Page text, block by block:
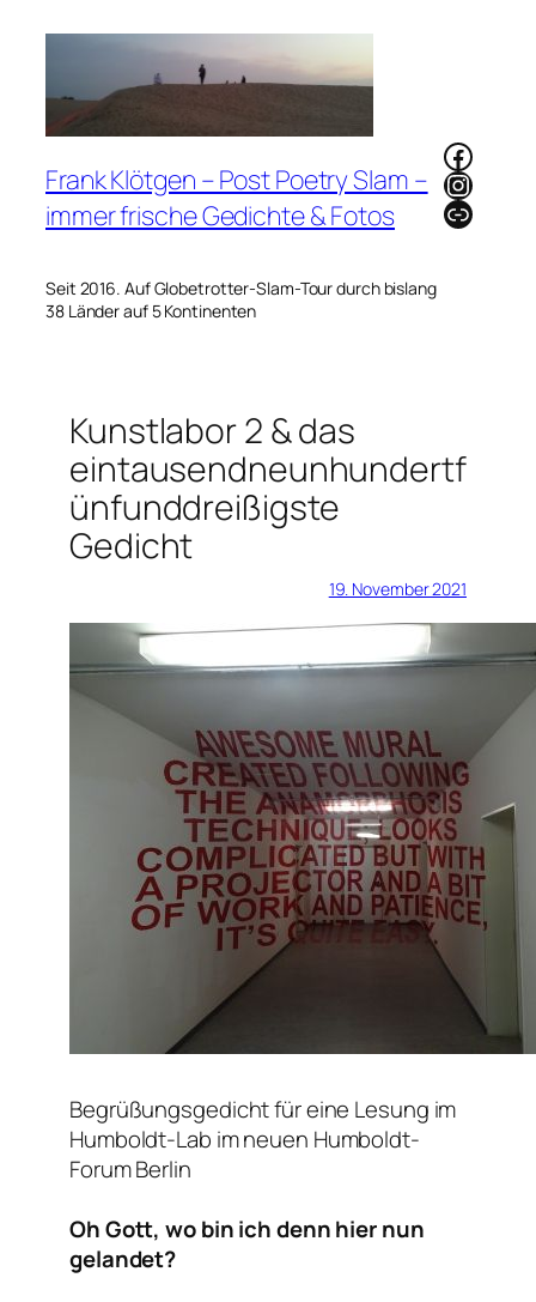
Frank Klötgen – Post Poetry Slam –
immer frische Gedichte & Fotos
Seit 2016. Auf Globetrotter-Slam-Tour durch bislang
38 Länder auf 5 Kontinenten
Link
Kunstlabor 2 & das
eintausendneunhundertf
ünfunddreißigste
Gedicht
19. November 2021
Begrüßungsgedicht für eine Lesung im
Humboldt-Lab im neuen Humboldt-
Forum Berlin
Oh Gott, wo bin ich denn hier nun
gelandet?